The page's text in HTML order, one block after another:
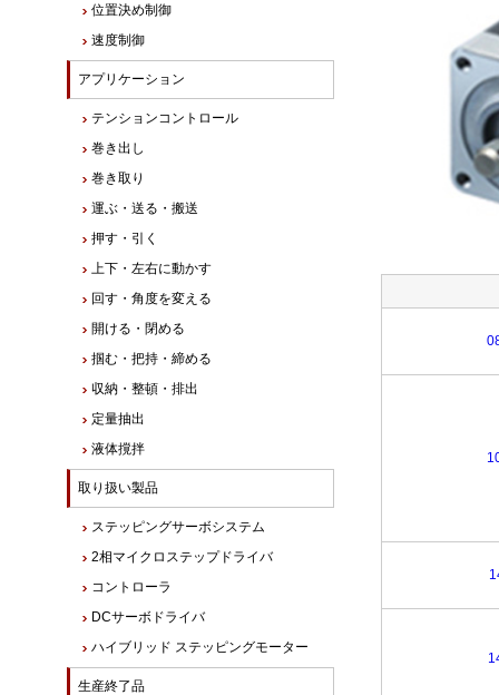
位置決め制御
速度制御
アプリケーション
テンションコントロール
巻き出し
巻き取り
運ぶ・送る・搬送
押す・引く
上下・左右に動かす
回す・角度を変える
開ける・閉める
掴む・把持・締める
収納・整頓・排出
定量抽出
液体撹拌
取り扱い製品
ステッピングサーボシステム
2相マイクロステップドライバ
コントローラ
DCサーボドライバ
ハイブリッド ステッピングモーター
生産終了品